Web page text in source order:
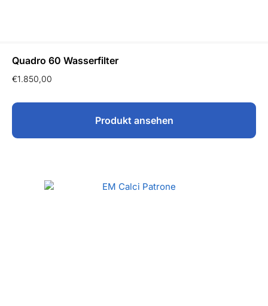
Quadro 60 Wasserfilter
€1.850,00
Produkt ansehen